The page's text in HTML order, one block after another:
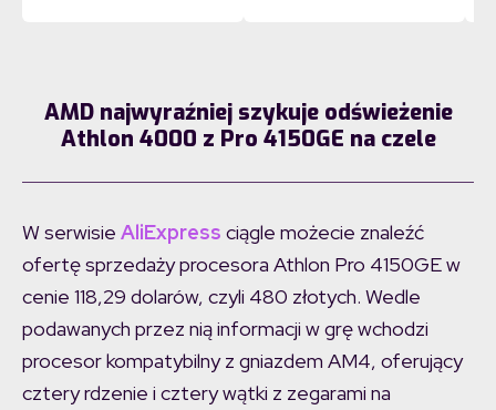
AMD najwyraźniej szykuje odświeżenie
Athlon 4000 z Pro 4150GE na czele
W serwisie AliExpress ciągle możecie znaleźć
ofertę sprzedaży procesora Athlon Pro 4150GE w
cenie 118,29 dolarów, czyli 480 złotych. Wedle
podawanych przez nią informacji w grę wchodzi
procesor kompatybilny z gniazdem AM4, oferujący
cztery rdzenie i cztery wątki z zegarami na